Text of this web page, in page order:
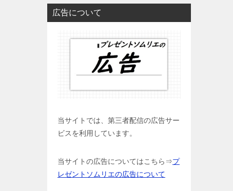
広告について
当サイトでは、第三者配信の広告サー
ビスを利用しています。
当サイトの広告についてはこちら⇒プ
レゼントソムリエの広告について